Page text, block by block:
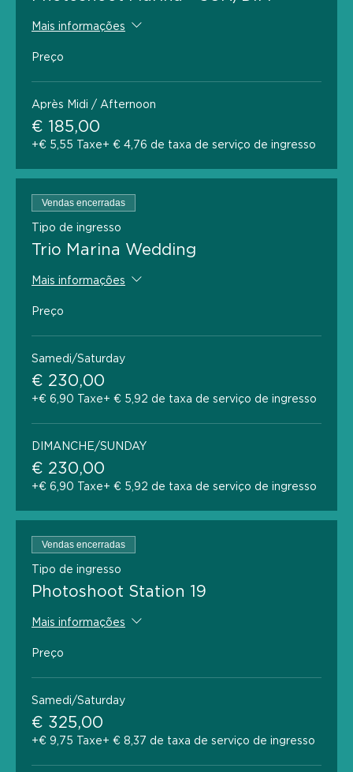
Mais informações
Preço
Après Midi / Afternoon
€ 185,00
+€ 5,55 Taxe+ € 4,76 de taxa de serviço de ingresso
Vendas encerradas
Tipo de ingresso
Trio Marina Wedding
Mais informações
Preço
Samedi/Saturday
€ 230,00
+€ 6,90 Taxe+ € 5,92 de taxa de serviço de ingresso
DIMANCHE/SUNDAY
€ 230,00
+€ 6,90 Taxe+ € 5,92 de taxa de serviço de ingresso
Vendas encerradas
Tipo de ingresso
Photoshoot Station 19
Mais informações
Preço
Samedi/Saturday
€ 325,00
+€ 9,75 Taxe+ € 8,37 de taxa de serviço de ingresso